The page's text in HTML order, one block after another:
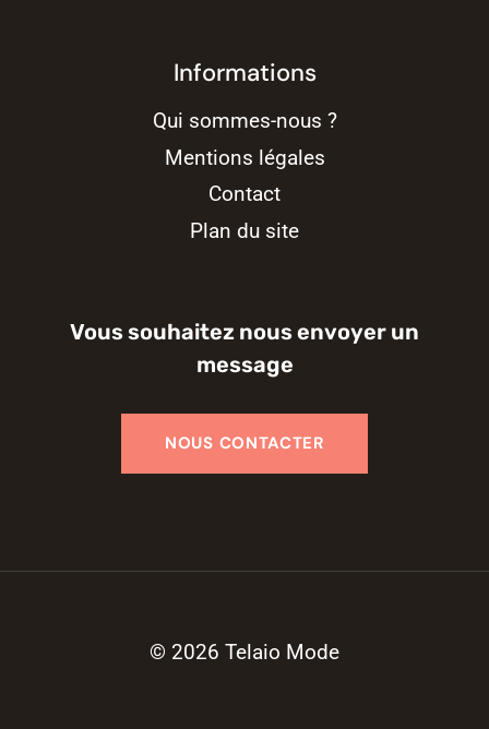
Informations
Qui sommes-nous ?
Mentions légales
Contact
Plan du site
Vous souhaitez nous envoyer un
message
© 2026 Telaio Mode